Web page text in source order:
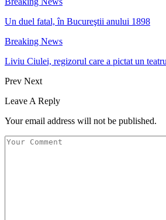
Un duel fatal, în Bucureştii anului 1898
Breaking News
Liviu Ciulei, regizorul care a pictat un
Prev Next
Leave A Reply
Your email address will not be published.